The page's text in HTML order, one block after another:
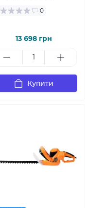
0
13 698 грн
Купити